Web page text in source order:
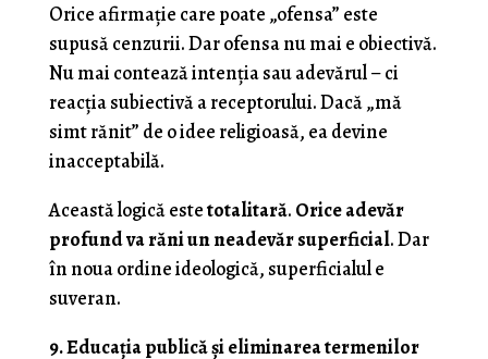
Orice afirmație care poate „ofensa” este
supusă cenzurii. Dar ofensa nu mai e obiectivă.
Nu mai contează intenția sau adevărul – ci
reacția subiectivă a receptorului. Dacă „mă
simt rănit” de o idee religioasă, ea devine
inacceptabilă.
Această logică estetotalitară. Orice adevăr
profund va răni un neadevăr superficial. Dar
în noua ordine ideologică, superficialul e
suveran.
9. Educația publică și eliminarea termenilor